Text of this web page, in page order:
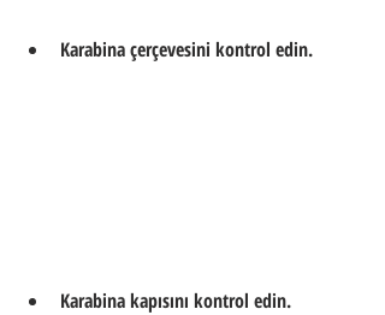
Karabina çerçevesini kontrol edin.
Karabina kapısını kontrol edin.